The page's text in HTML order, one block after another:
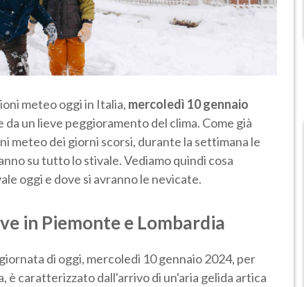
meteo oggi in Italia, mercoledì 10 gennaio
un lieve peggioramento del clima. Come già
meteo dei giorni scorsi, durante la settimana le
su tutto lo stivale. Vediamo quindi cosa
oggi e dove si avranno le nevicate.
in Piemonte e Lombardia
di oggi, mercoledì 10 gennaio 2024, per
è caratterizzato dall'arrivo di un'aria gelida artica